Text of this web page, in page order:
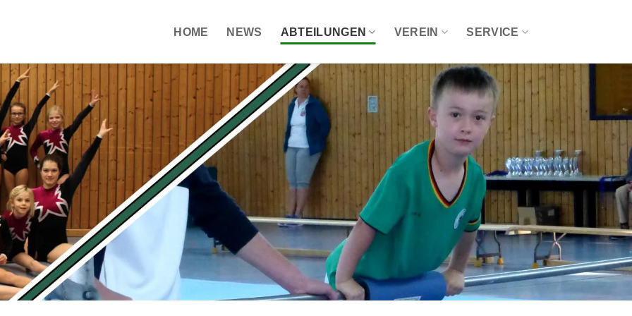
HOME NEWS ABTEILUNGEN VEREIN SERVICE